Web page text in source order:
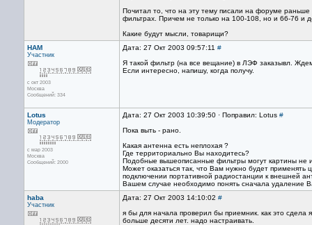
Почитал то, что на эту тему писали на форуме
фильтрах. Причем не только на 100-108, но и 66-76 и
Какие будут мысли, товарищи?
HAM
Участник
с окт 2003
Москва
Сообщений: 334
Дата: 27 Окт 2003 09:57:11 #
Я такой фильтр (на все вещание) в ЛЭФ заказывл.
Если интересно, напишу, когда получу.
Lotus
Модератор
с мар 2003
Москва
Сообщений: 2000
Дата: 27 Окт 2003 10:39:50 · Поправил: Lotus #
Пока выть - рано.
Какая антенна есть неплохая ?
Где территориально Вы находитесь?
Подобные вышеописанные фильтры могут картины не
Может оказаться так, что Вам нужно будет
подключении портативной радиостанции к внешней
Вашем случае необходимо понять сначала удаление
haba
Участник
Дата: 27 Окт 2003 14:10:02 #
я бы для начала проверил бы приемник. как это
больше десяти лет. надо настраивать.